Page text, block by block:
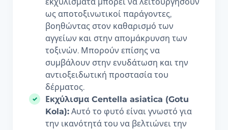
ως αποτοξινωτικοί παράγοντες,
βοηθώντας στον καθαρισμό των
αγγείων και στην απομάκρυνση των
τοξινών. Μπορούν επίσης να
συμβάλουν στην ενυδάτωση και την
αντιοξειδωτική προστασία του
δέρματος.
Εκχύλισμα Centella asiatica (Gotu
Kola): Αυτό το φυτό είναι γνωστό για
την ικανότητά του να βελτιώνει την